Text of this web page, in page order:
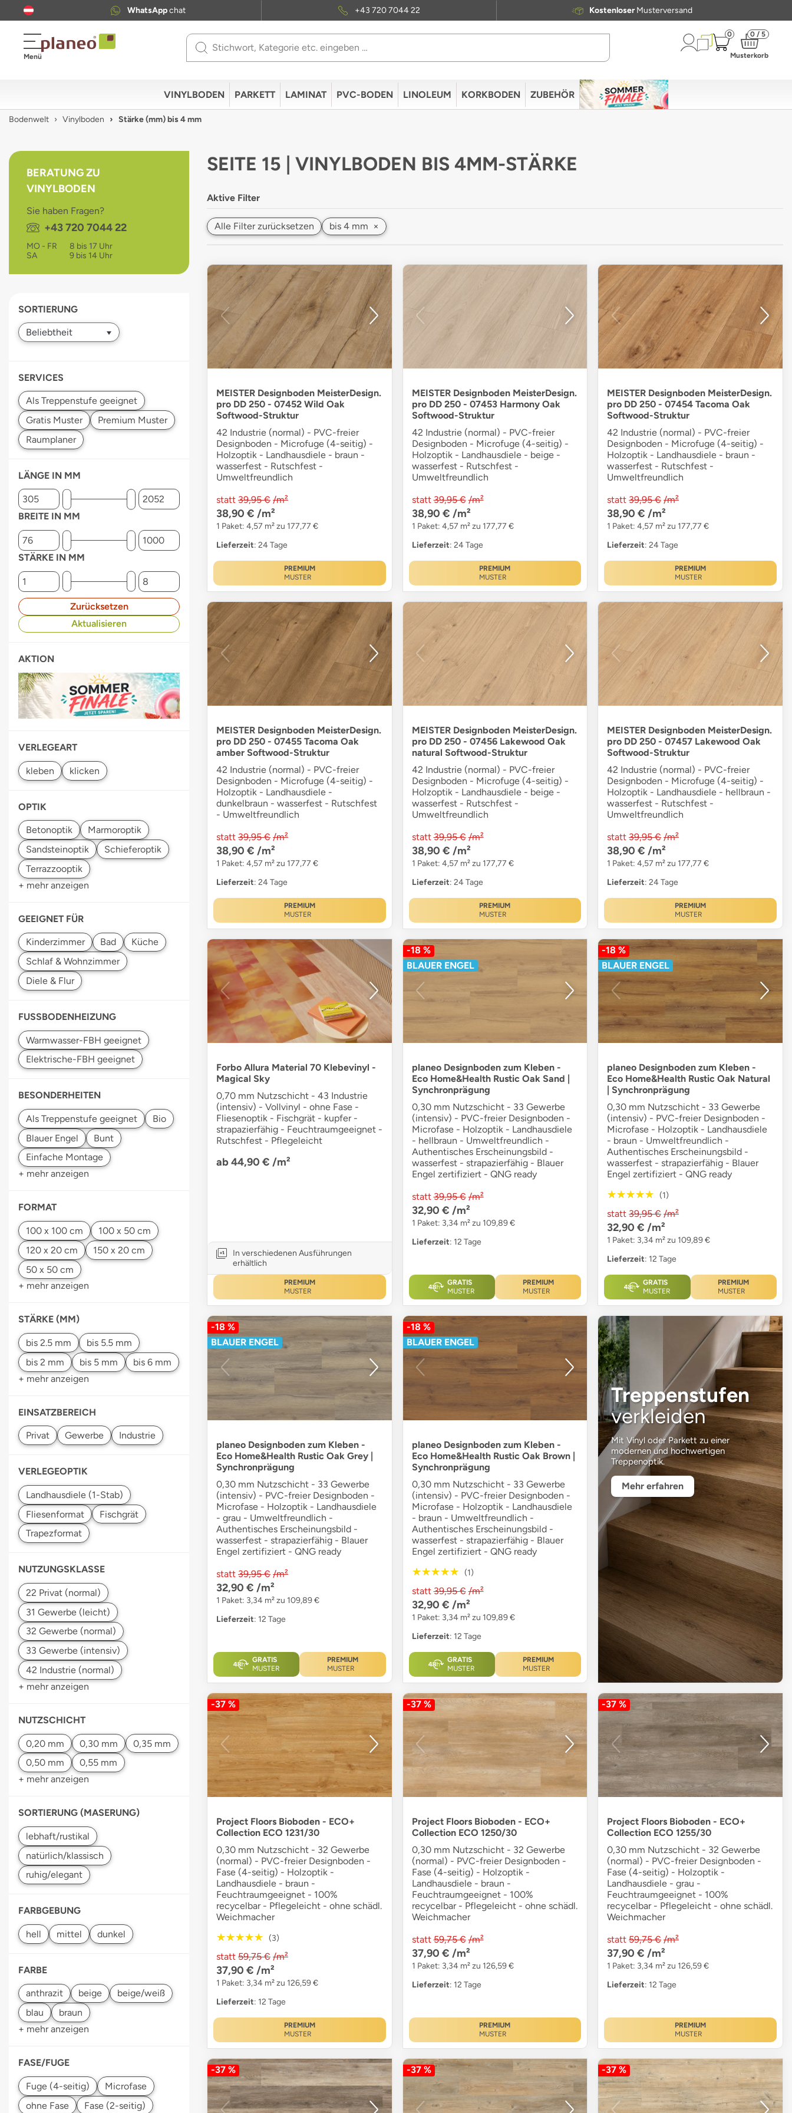
WhatsAppchat +43 720 7044 22 Kostenloser Musterversand
Menü
Use
down
to
Press
selected
search
Touch
devices
can
use
touch
swipe
gestures.
0 0 / 5
Musterkorb
VINYLBODEN PARKETT LAMINAT PVC-BODEN LINOLEUM KORKBODEN ZUBEHÖR
Bodenwelt Vinylboden Stärke (mm) bis 4 mm
BERATUNG ZU
VINYLBODEN
Sie haben Fragen?
Telefon:
+43 720 7044 22
MO - FR
8 bis 17 Uhr
SA
9 bis 14 Uhr
SORTIERUNG
SERVICES
LÄNGE IN MM
BREITE IN MM
STÄRKE IN MM
Zurücksetzen
Aktualisieren
AKTION
VERLEGEART
OPTIK
+ mehr anzeigen
GEEIGNET FÜR
FUSSBODENHEIZUNG
BESONDERHEITEN
+ mehr anzeigen
FORMAT
+ mehr anzeigen
STÄRKE (MM)
+ mehr anzeigen
EINSATZBEREICH
VERLEGEOPTIK
NUTZUNGSKLASSE
+ mehr anzeigen
NUTZSCHICHT
+ mehr anzeigen
SORTIERUNG (MASERUNG)
FARBGEBUNG
FARBE
+ mehr anzeigen
FASE/FUGE
SEITE 15 | VINYLBODEN BIS 4MM-STÄRKE
Aktive Filter
Alle Filter zurücksetzen bis 4 mm ×
MEISTER Designboden MeisterDesign.
pro DD 250 - 07452 Wild Oak
Softwood-Struktur
42 Industrie (normal) - PVC-freier
Designboden - Microfuge (4-seitig) -
Holzoptik - Landhausdiele - braun -
wasserfest - Rutschfest -
Umweltfreundlich
statt 39,95 € /m²
38,90 € /m²
1 Paket: 4,57 m² zu 177,77 €
Lieferzeit: 24 Tage
PREMIUM
MUSTER
MEISTER Designboden MeisterDesign.
pro DD 250 - 07453 Harmony Oak
Softwood-Struktur
42 Industrie (normal) - PVC-freier
Designboden - Microfuge (4-seitig) -
Holzoptik - Landhausdiele - beige -
wasserfest - Rutschfest -
Umweltfreundlich
statt 39,95 € /m²
38,90 € /m²
1 Paket: 4,57 m² zu 177,77 €
Lieferzeit: 24 Tage
PREMIUM
MUSTER
MEISTER Designboden MeisterDesign.
pro DD 250 - 07454 Tacoma Oak
Softwood-Struktur
42 Industrie (normal) - PVC-freier
Designboden - Microfuge (4-seitig) -
Holzoptik - Landhausdiele - braun -
wasserfest - Rutschfest -
Umweltfreundlich
statt 39,95 € /m²
38,90 € /m²
1 Paket: 4,57 m² zu 177,77 €
Lieferzeit: 24 Tage
PREMIUM
MUSTER
MEISTER Designboden MeisterDesign.
pro DD 250 - 07455 Tacoma Oak
amber Softwood-Struktur
42 Industrie (normal) - PVC-freier
Designboden - Microfuge (4-seitig) -
Holzoptik - Landhausdiele -
dunkelbraun - wasserfest - Rutschfest
- Umweltfreundlich
statt 39,95 € /m²
38,90 € /m²
1 Paket: 4,57 m² zu 177,77 €
Lieferzeit: 24 Tage
PREMIUM
MUSTER
MEISTER Designboden MeisterDesign.
pro DD 250 - 07456 Lakewood Oak
natural Softwood-Struktur
42 Industrie (normal) - PVC-freier
Designboden - Microfuge (4-seitig) -
Holzoptik - Landhausdiele - beige -
wasserfest - Rutschfest -
Umweltfreundlich
statt 39,95 € /m²
38,90 € /m²
1 Paket: 4,57 m² zu 177,77 €
Lieferzeit: 24 Tage
PREMIUM
MUSTER
MEISTER Designboden MeisterDesign.
pro DD 250 - 07457 Lakewood Oak
Softwood-Struktur
42 Industrie (normal) - PVC-freier
Designboden - Microfuge (4-seitig) -
Holzoptik - Landhausdiele - hellbraun -
wasserfest - Rutschfest -
Umweltfreundlich
statt 39,95 € /m²
38,90 € /m²
1 Paket: 4,57 m² zu 177,77 €
Lieferzeit: 24 Tage
PREMIUM
MUSTER
Forbo Allura Material 70 Klebevinyl -
Magical Sky
0,70 mm Nutzschicht - 43 Industrie
(intensiv) - Vollvinyl - ohne Fase -
Fliesenoptik - Fischgrät - kupfer -
strapazierfähig - Feuchtraumgeeignet -
Rutschfest - Pflegeleicht
ab 44,90 € /m²
In verschiedenen Ausführungen
erhältlich
PREMIUM
MUSTER
-18 %
BLAUER ENGEL
planeo Designboden zum Kleben -
Eco Home&Health Rustic Oak Sand |
Synchronprägung
0,30 mm Nutzschicht - 33 Gewerbe
(intensiv) - PVC-freier Designboden -
Microfase - Holzoptik - Landhausdiele
- hellbraun - Umweltfreundlich -
Authentisches Erscheinungsbild -
wasserfest - strapazierfähig - Blauer
Engel zertifiziert - QNG ready
statt 39,95 € /m²
32,90 € /m²
1 Paket: 3,34 m² zu 109,89 €
Lieferzeit: 12 Tage
GRATIS
MUSTER
PREMIUM
MUSTER
-18 %
BLAUER ENGEL
planeo Designboden zum Kleben -
Eco Home&Health Rustic Oak Natural
| Synchronprägung
0,30 mm Nutzschicht - 33 Gewerbe
(intensiv) - PVC-freier Designboden -
Microfase - Holzoptik - Landhausdiele
- braun - Umweltfreundlich -
Authentisches Erscheinungsbild -
wasserfest - strapazierfähig - Blauer
Engel zertifiziert - QNG ready
★★★★★
★★★★★ (1)
statt 39,95 € /m²
32,90 € /m²
1 Paket: 3,34 m² zu 109,89 €
Lieferzeit: 12 Tage
GRATIS
MUSTER
PREMIUM
MUSTER
-18 %
BLAUER ENGEL
planeo Designboden zum Kleben -
Eco Home&Health Rustic Oak Grey |
Synchronprägung
0,30 mm Nutzschicht - 33 Gewerbe
(intensiv) - PVC-freier Designboden -
Microfase - Holzoptik - Landhausdiele
- grau - Umweltfreundlich -
Authentisches Erscheinungsbild -
wasserfest - strapazierfähig - Blauer
Engel zertifiziert - QNG ready
statt 39,95 € /m²
32,90 € /m²
1 Paket: 3,34 m² zu 109,89 €
Lieferzeit: 12 Tage
GRATIS
MUSTER
PREMIUM
MUSTER
-18 %
BLAUER ENGEL
planeo Designboden zum Kleben -
Eco Home&Health Rustic Oak Brown |
Synchronprägung
0,30 mm Nutzschicht - 33 Gewerbe
(intensiv) - PVC-freier Designboden -
Microfase - Holzoptik - Landhausdiele
- braun - Umweltfreundlich -
Authentisches Erscheinungsbild -
wasserfest - strapazierfähig - Blauer
Engel zertifiziert - QNG ready
★★★★★
★★★★★ (1)
statt 39,95 € /m²
32,90 € /m²
1 Paket: 3,34 m² zu 109,89 €
Lieferzeit: 12 Tage
GRATIS
MUSTER
PREMIUM
MUSTER
Treppenstufen
verkleiden
Mit Vinyl oder Parkett zu einer
modernen und hochwertigen
Treppenoptik.
Mehr erfahren
-37 %
Project Floors Bioboden - ECO+
Collection ECO 1231/30
0,30 mm Nutzschicht - 32 Gewerbe
(normal) - PVC-freier Designboden -
Fase (4-seitig) - Holzoptik -
Landhausdiele - braun -
Feuchtraumgeeignet - 100%
recycelbar - Pflegeleicht - ohne schädl.
Weichmacher
★★★★★
★★★★★ (3)
statt 59,75 € /m²
37,90 € /m²
1 Paket: 3,34 m² zu 126,59 €
Lieferzeit: 12 Tage
PREMIUM
MUSTER
-37 %
Project Floors Bioboden - ECO+
Collection ECO 1250/30
0,30 mm Nutzschicht - 32 Gewerbe
(normal) - PVC-freier Designboden -
Fase (4-seitig) - Holzoptik -
Landhausdiele - braun -
Feuchtraumgeeignet - 100%
recycelbar - Pflegeleicht - ohne schädl.
Weichmacher
statt 59,75 € /m²
37,90 € /m²
1 Paket: 3,34 m² zu 126,59 €
Lieferzeit: 12 Tage
PREMIUM
MUSTER
-37 %
Project Floors Bioboden - ECO+
Collection ECO 1255/30
0,30 mm Nutzschicht - 32 Gewerbe
(normal) - PVC-freier Designboden -
Fase (4-seitig) - Holzoptik -
Landhausdiele - grau -
Feuchtraumgeeignet - 100%
recycelbar - Pflegeleicht - ohne schädl.
Weichmacher
statt 59,75 € /m²
37,90 € /m²
1 Paket: 3,34 m² zu 126,59 €
Lieferzeit: 12 Tage
PREMIUM
MUSTER
-37 % -37 % -37 %